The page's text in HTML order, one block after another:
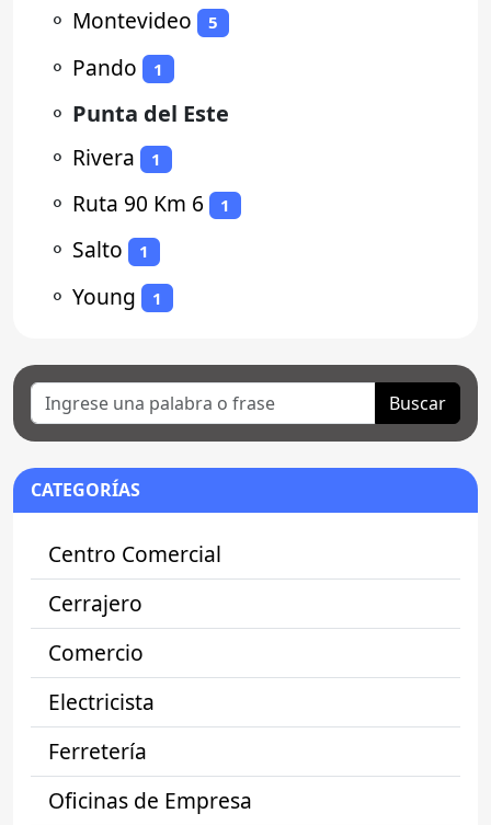
⚬ Montevideo 5
⚬ Pando 1
⚬ Punta del Este
⚬ Rivera 1
⚬ Ruta 90 Km 6 1
⚬ Salto 1
⚬ Young 1
Buscar
CATEGORÍAS
Centro Comercial
Cerrajero
Comercio
Electricista
Ferretería
Oficinas de Empresa